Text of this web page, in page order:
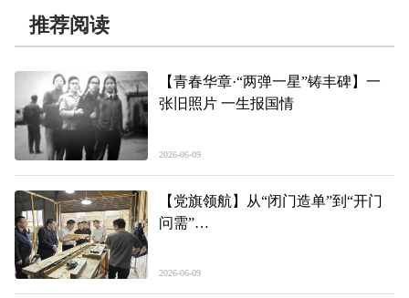
推荐阅读
【青春华章·“两弹一星”铸丰碑】一
张旧照片 一生报国情
2026-06-09
【党旗领航】从“闭门造单”到“开门
问需”
建提质增效
2026-06-09